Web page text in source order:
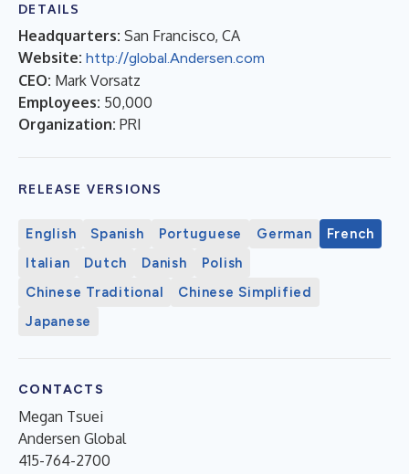
DETAILS
Headquarters: San Francisco, CA
Website: http://global.Andersen.com
CEO: Mark Vorsatz
Employees: 50,000
Organization: PRI
RELEASE VERSIONS
English Spanish Portuguese German
French
Italian
Dutch Danish
Polish
Chinese Traditional
Chinese Simplified
Japanese
CONTACTS
Megan Tsuei
Andersen Global
415-764-2700